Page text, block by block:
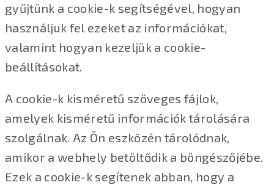
gyűjtünk a cookie-k segítségével, hogyan
használjuk fel ezeket az információkat,
valamint hogyan kezeljük a cookie-
beállításokat.
A cookie-k kisméretű szöveges fájlok,
amelyek kisméretű információk tárolására
szolgálnak. Az Ön eszközén tárolódnak,
amikor a webhely betöltődik a böngészőjébe.
Ezek a cookie-k segítenek abban, hogy a